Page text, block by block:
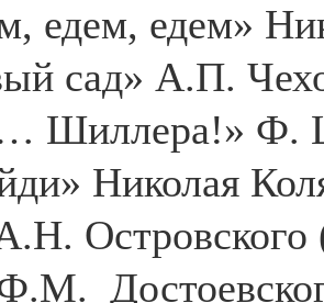
едем, едем»
сад» А.П.
Шиллера!» Ф.
Николая